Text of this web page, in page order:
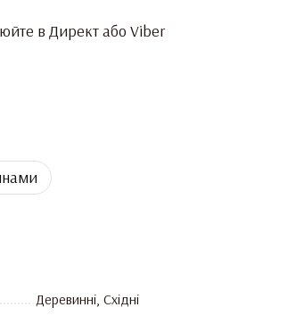
в Директ або Viber
Деревинні, Східні